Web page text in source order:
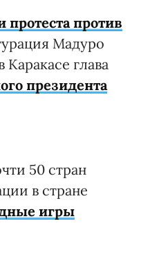
против
Мадуро
глава
президента
50 стран
в стране
игры